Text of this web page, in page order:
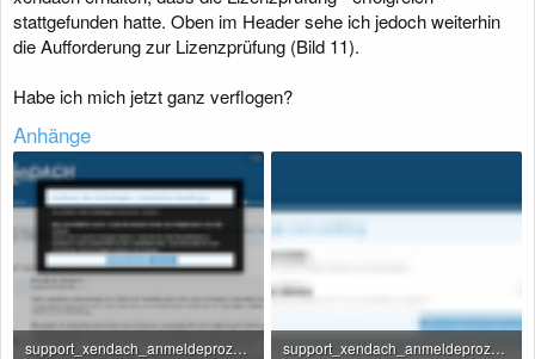
stattgefunden hatte. Oben im Header sehe ich jedoch weiterhin
die Aufforderung zur Lizenzprüfung (Bild 11).
Habe ich mich jetzt ganz verflogen?
Anhänge
support_xendach_anmeldeprozess_09_17062022.PNG
support_xendach_anmeldeprozess_10_17062022.PNG